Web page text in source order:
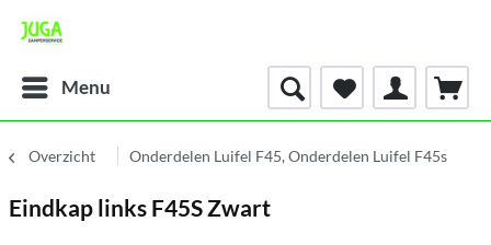
Menu
Overzicht Onderdelen Luifel F45, Onderdelen Luifel F45s
Eindkap links F45S Zwart